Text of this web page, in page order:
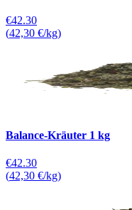
€42.30
(42,30 €/kg)
Balance-Kräuter 1 kg
€42.30
(42,30 €/kg)